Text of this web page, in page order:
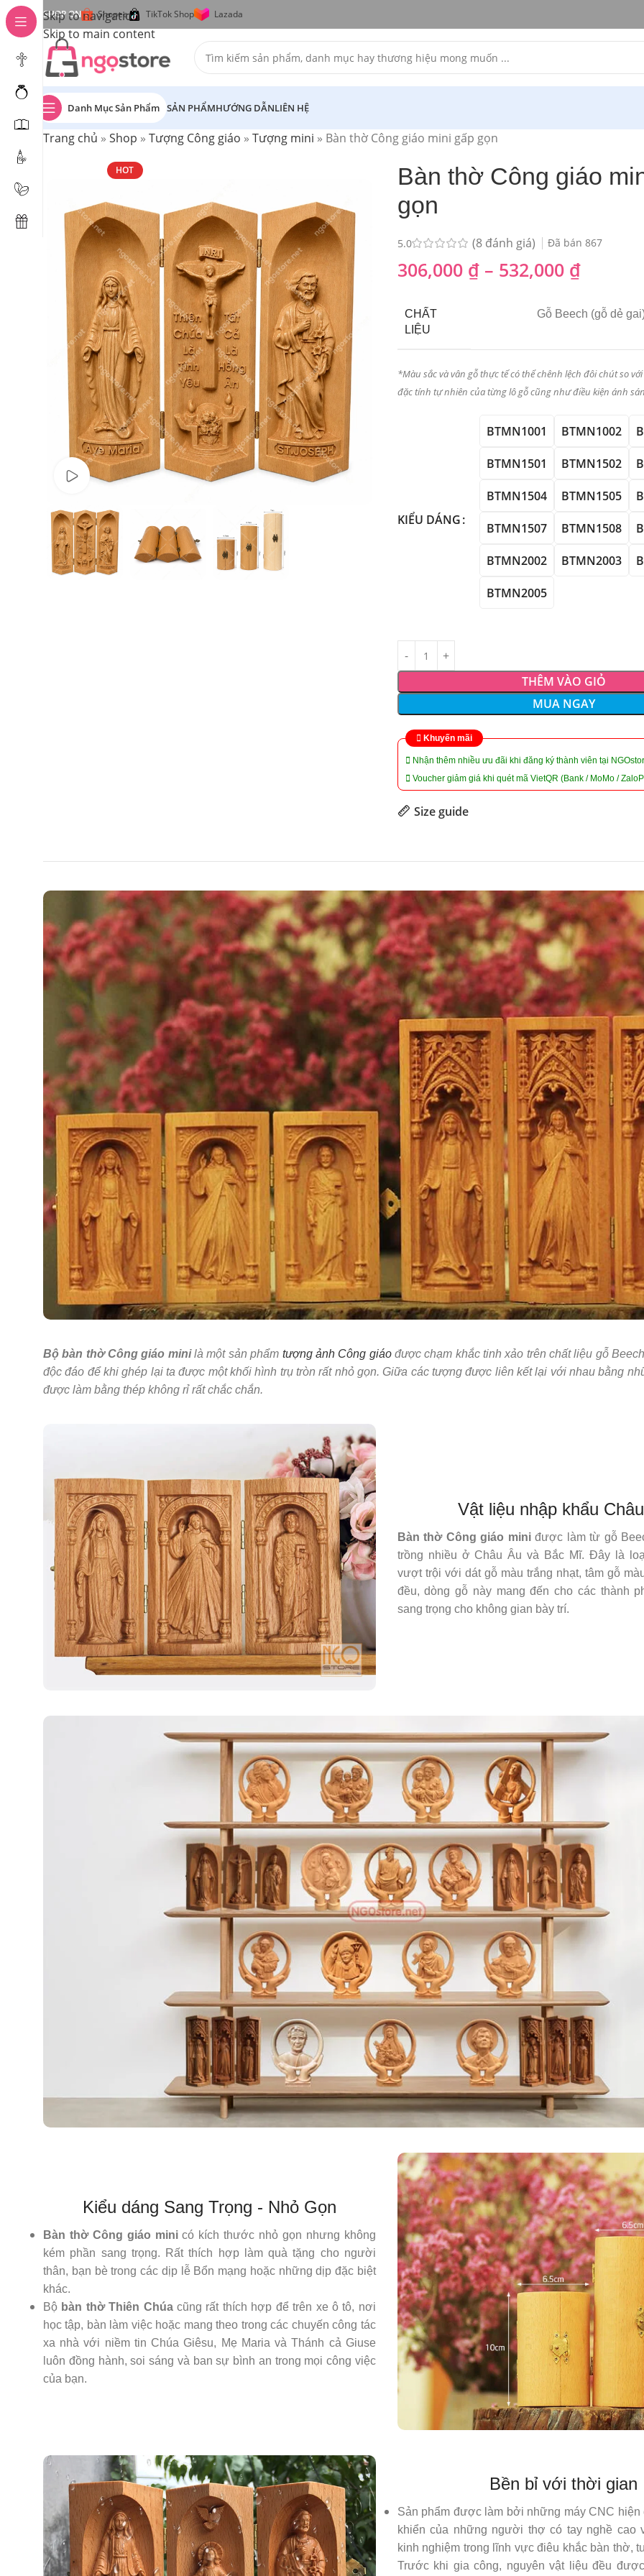
Skip to navigation
Skip to main content
SHOP ON Shopee TikTok Shop Lazada
Danh Mục Sản Phẩm SẢN PHẨMHƯỚNG DẪNLIÊN HỆ
Trang chủ » Shop » Tượng Công giáo » Tượng mini » Bàn thờ Công giáo mini gấp gọn
HOT
Video sản phẩm
Bàn thờ Công giáo
gọn
5.0 (8đánh giá) Đã bán 867
306,000 ₫ – 532,000 ₫
CHẤT
LIỆU
Gỗ Beech (gỗ dẻ
*Màu sắc và vân gỗ thực tế có thể chênh lệch đôi chút so
đặc tính tự nhiên của từng lô gỗ cũng như điều kiện ánh
KIỂU DÁNG
BTMN1001 BTMN1002
BTMN1501 BTMN1502
BTMN1504 BTMN1505
BTMN1507 BTMN1508
BTMN2002 BTMN2003
BTMN2005
THÊM VÀO GIỎ
MUA NGAY
Khuyến mãi
Nhận thêm nhiều ưu đãi khi đăng ký thành viên tại
Voucher giảm giá khi quét mã VietQR (Bank / MoMo /
Size guide
Bộ bàn thờ Công giáo minilà một sản phẩm tượng ảnh Công giáođược chạm khắc tinh xảo trên chất liệu gỗ
độc đáo để khi ghép lại ta được một khối hình trụ tròn rất nhỏ gọn. Giữa các tượng được liên kết lại với nhau bằng
được làm bằng thép không rỉ rất chắc chắn.
Vật liệu nhập khẩu
Bàn thờ Công giáo miniđược làm từ gỗ
trồng nhiều ở Châu Âu và Bắc Mĩ. Đây là
vượt trội với dát gỗ màu trắng nhạt, tâm gỗ
đều, dòng gỗ này mang đến cho các thành
sang trọng cho không gian bày trí.
Kiểu dáng Sang Trọng - Nhỏ Gọn
Bàn thờ Công giáo minicó kích thước nhỏ gọn nhưng không
kém phần sang trọng. Rất thích hợp làm quà tặng cho người
thân, bạn bè trong các dịp lễ Bổn mạng hoặc những dịp đặc biệt
khác.
Bộ bàn thờ Thiên Chúacũng rất thích hợp để trên xe ô tô, nơi
học tập, bàn làm việc hoặc mang theo trong các chuyến công tác
xa nhà với niềm tin Chúa Giêsu, Mẹ Maria và Thánh cả Giuse
luôn đồng hành, soi sáng và ban sự bình an trong mọi công việc
của bạn.
Bền bỉ với thời gian
Sản phẩm được làm bởi những máy CNC
khiển của những người thợ có tay nghề cao
kinh nghiệm trong lĩnh vực điêu khắc bàn thờ,
Trước khi gia công, nguyên vật liệu đều